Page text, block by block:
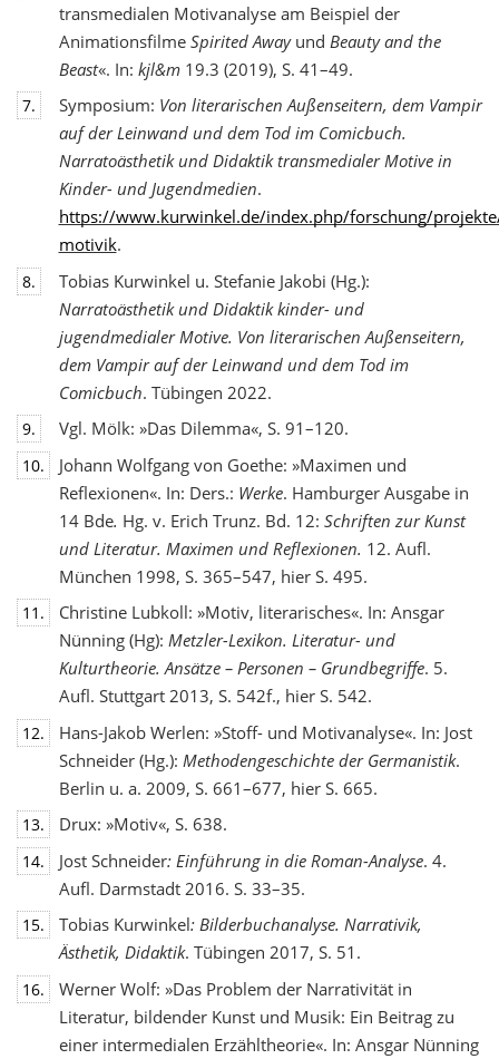
transmedialen Motivanalyse am Beispiel der
Animationsfilme Spirited Awayund Beauty and the
Beast«. In: kjl&m19.3 (2019), S. 41–49.
7. Symposium: Von literarischen Außenseitern, dem Vampir
auf der Leinwand und dem Tod im Comicbuch.
Narratoästhetik und Didaktik transmedialer Motive in
Kinder- und Jugendmedien.
https://www.kurwinkel.de/index.php/forschung/
motivik.
8.
Tobias Kurwinkel u. Stefanie Jakobi (Hg.):
Narratoästhetik und Didaktik kinder- und
jugendmedialer Motive. Von literarischen Außenseitern,
dem Vampir auf der Leinwand und dem Tod im
Comicbuch. Tübingen 2022.
9. Vgl. Mölk: »Das Dilemma«, S. 91–120.
10.
Johann Wolfgang von Goethe: »Maximen und
Reflexionen«. In: Ders.: Werke. Hamburger Ausgabe in
14 Bde. Hg. v. Erich Trunz. Bd. 12: Schriften zur Kunst
und Literatur. Maximen und Reflexionen. 12. Aufl.
München 1998, S. 365–547, hier S. 495.
11.
Christine Lubkoll: »Motiv, literarisches«. In: Ansgar
Nünning (Hg): Metzler-Lexikon. Literatur- und
Kulturtheorie. Ansätze – Personen – Grundbegriffe. 5.
Aufl. Stuttgart 2013, S. 542f., hier S. 542.
12.
Hans-Jakob Werlen: »Stoff- und Motivanalyse«. In: Jost
Schneider (Hg.): Methodengeschichte der Germanistik.
Berlin u. a. 2009, S. 661–677, hier S. 665.
13. Drux: »Motiv«, S. 638.
14. Jost Schneider: Einführung in die Roman-Analyse. 4.
Aufl. Darmstadt 2016. S. 33–35.
15. Tobias Kurwinkel: Bilderbuchanalyse. Narrativik,
Ästhetik, Didaktik. Tübingen 2017, S. 51.
16.
Werner Wolf: »Das Problem der Narrativität in
Literatur, bildender Kunst und Musik: Ein Beitrag zu
einer intermedialen Erzähltheorie«. In: Ansgar Nünning